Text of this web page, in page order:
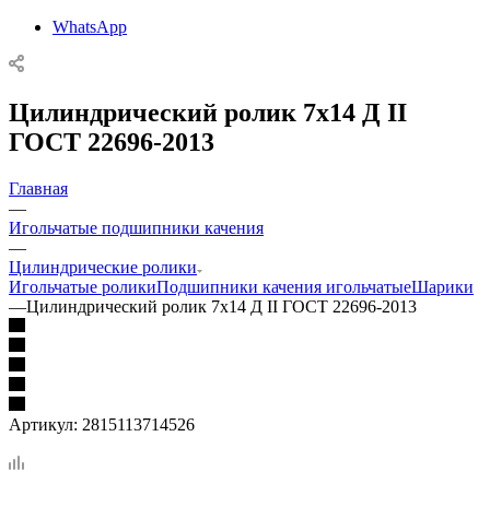
WhatsApp
Цилиндрический ролик 7х14 Д II
ГОСТ 22696-2013
Главная
—
Игольчатые подшипники качения
—
Цилиндрические ролики
Игольчатые роликиПодшипники качения игольчатыеШарики
—Цилиндрический ролик 7х14 Д II ГОСТ 22696-2013
Артикул: 2815113714526